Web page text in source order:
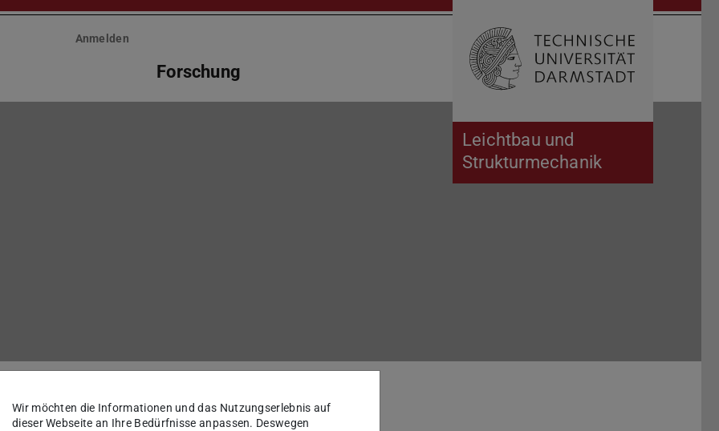
Leichtbau und
Strukturmechanik
Anmelden
Forschung Suche öffnen
Wir möchten die Informationen und das Nutzungserlebnis auf
dieser Webseite an Ihre Bedürfnisse anpassen. Deswegen